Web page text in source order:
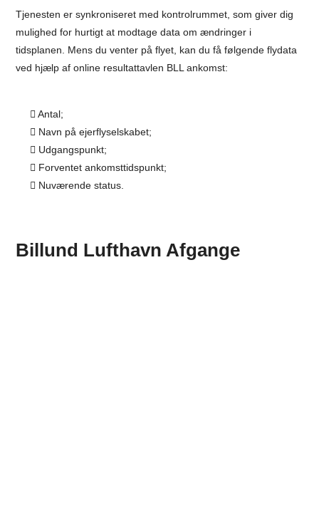
Tjenesten er synkroniseret med kontrolrummet, som giver dig
mulighed for hurtigt at modtage data om ændringer i
tidsplanen. Mens du venter på flyet, kan du få følgende flydata
ved hjælp af online resultattavlen BLL ankomst:
Antal;
Navn på ejerflyselskabet;
Udgangspunkt;
Forventet ankomsttidspunkt;
Nuværende status.
Billund Lufthavn Afgange